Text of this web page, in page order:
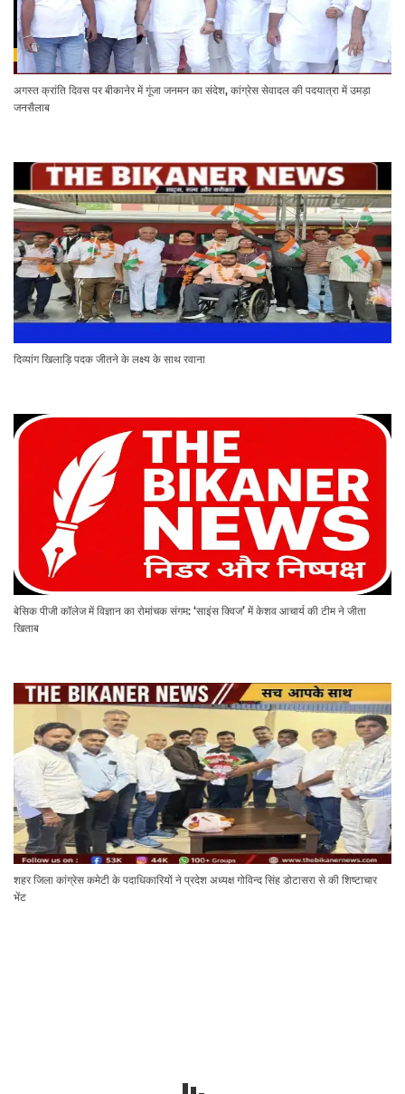
अगस्त क्रांति दिवस पर बीकानेर में गूंजा जनमन का संदेश, कांग्रेस सेवादल की पदयात्रा में उमड़ा
जनसैलाब
दिव्यांग खिलाड़ि पदक जीतने के लक्ष्य के साथ रवाना
बेसिक पीजी कॉलेज में विज्ञान का रोमांचक संगम: ‘साइंस क्विज’ में केशव आचार्य की टीम ने जीता
खिताब
शहर जिला कांग्रेस कमेटी के पदाधिकारियों ने प्रदेश अध्यक्ष गोविन्द सिंह डोटासरा से की शिष्टाचार
भेंट